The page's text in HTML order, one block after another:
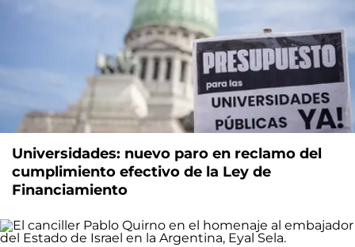
Universidades: nuevo paro en reclamo del
cumplimiento efectivo de la Ley de
Financiamiento